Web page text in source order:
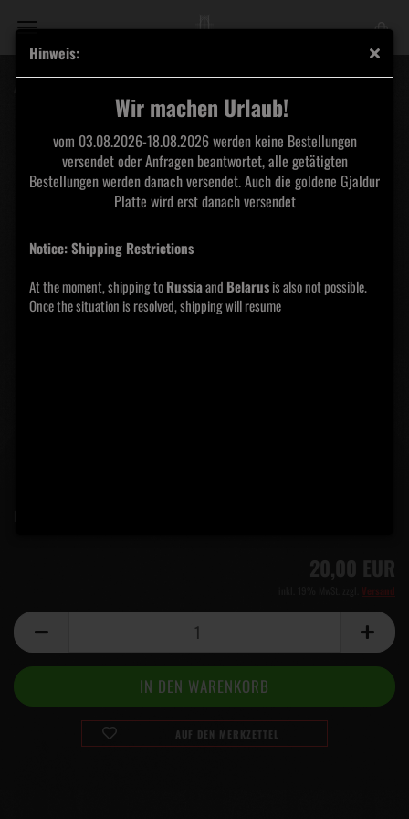
Hinweis:
Wir machen Urlaub!
vom 03.08.2026-18.08.2026 werden keine Bestellungen
versendet oder Anfragen beantwortet, alle getätigten
Bestellungen werden danach versendet. Auch die goldene Gjaldur
Platte wird erst danach versendet
Notice: Shipping Restrictions
At the moment, shipping toRussiaand Belarusis also not possible.
Once the situation is resolved, shipping will resume
20,00 EUR
Versand
AUF DEN MERKZETTEL